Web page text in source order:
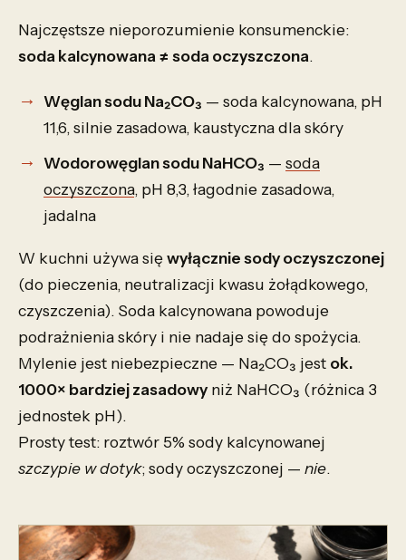
Najczęstsze nieporozumienie konsumenckie:
soda kalcynowana ≠ soda oczyszczona.
Węglan sodu Na₂CO₃ — soda kalcynowana, pH
11,6, silnie zasadowa, kaustyczna dla skóry
Wodorowęglan sodu NaHCO₃ — soda
oczyszczona, pH 8,3, łagodnie zasadowa,
jadalna
W kuchni używa sięwyłącznie sody oczyszczonej
(do pieczenia, neutralizacji kwasu żołądkowego,
czyszczenia). Soda kalcynowana powoduje
podrażnienia skóry i nie nadaje się do spożycia.
Mylenie jest niebezpieczne — Na₂CO₃ jest ok.
1000× bardziej zasadowyniż NaHCO₃ (różnica 3
jednostek pH).
Prosty test: roztwór 5% sody kalcynowanej
szczypie w dotyk; sody oczyszczonej — nie.